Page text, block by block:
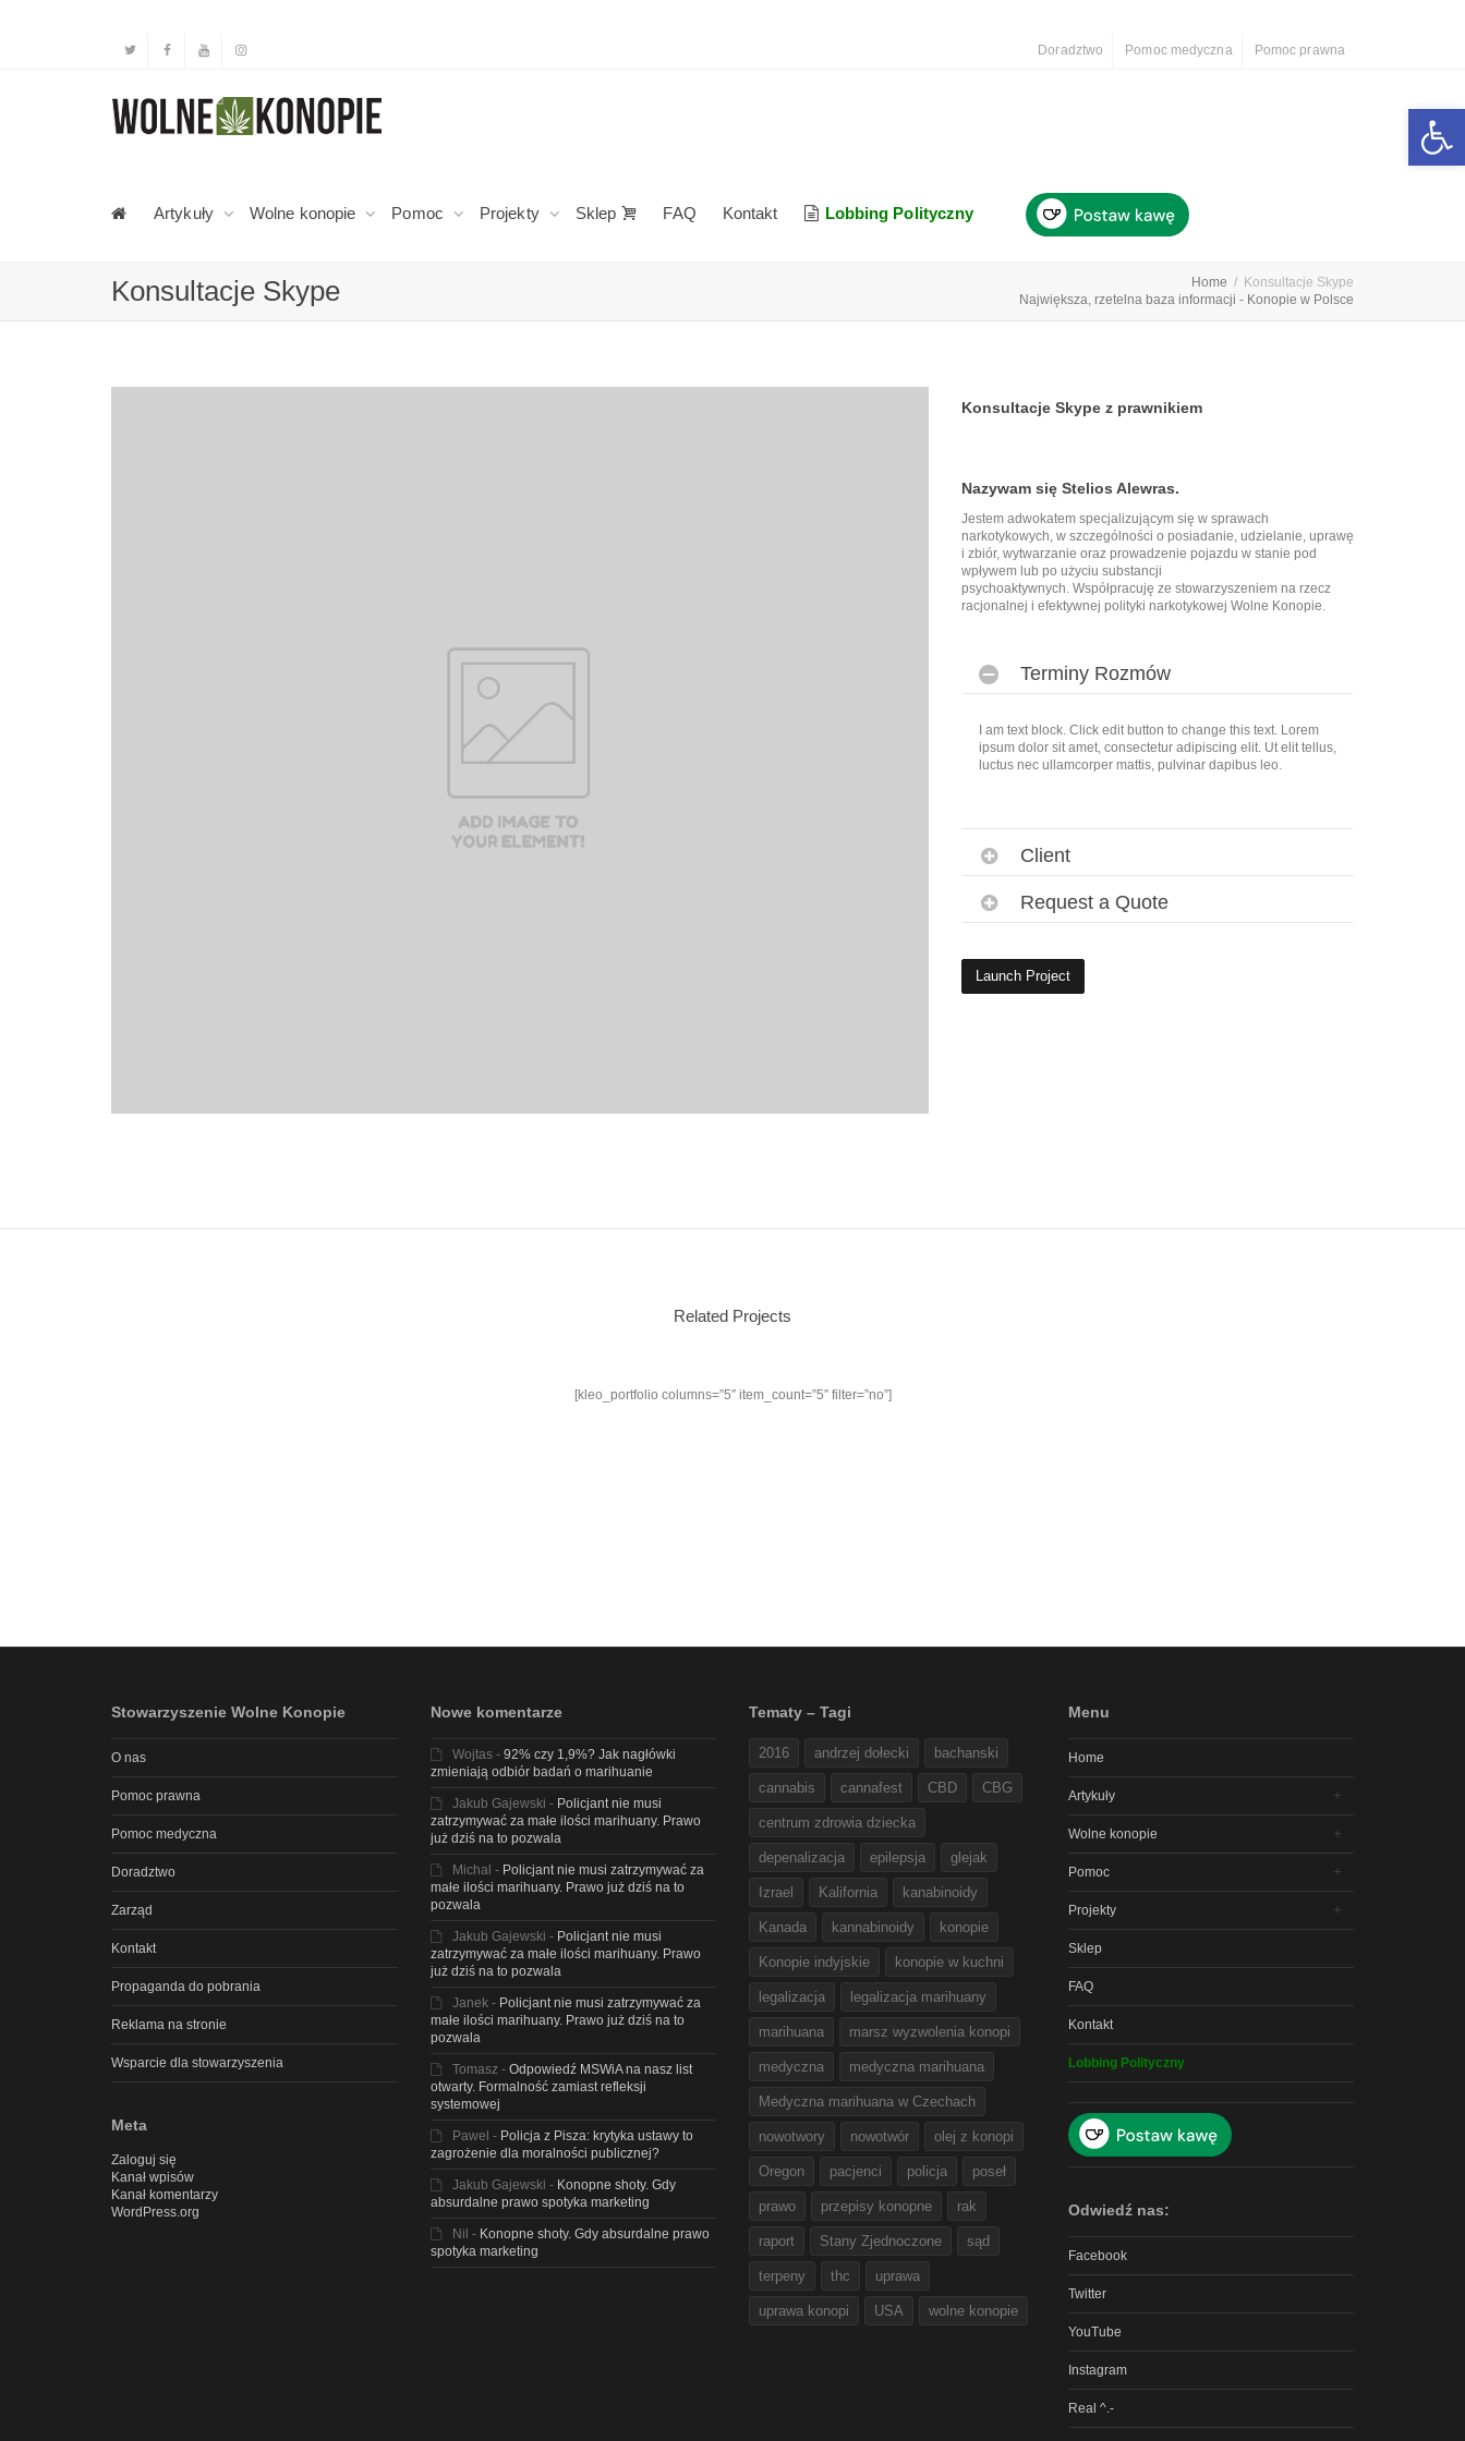
Doradztwo Pomoc medyczna Pomoc prawna
Artykuły Wolne konopie Pomoc Projekty Sklep FAQ Kontakt Lobbing Polityczny
Konsultacje Skype Home
Konsultacje Skype
Największa, rzetelna baza informacji - Konopie w Polsce
Konsultacje Skype z prawnikiem
Nazywam się Stelios Alewras.
Jestem adwokatem specjalizującym się w sprawach
narkotykowych, w szczególności o posiadanie, udzielanie, uprawę
i zbiór, wytwarzanie oraz prowadzenie pojazdu w stanie pod
wpływem lub po użyciu substancji
psychoaktywnych. Współpracuję ze stowarzyszeniem na rzecz
racjonalnej i efektywnej polityki narkotykowej Wolne Konopie.
Terminy Rozmów
I am text block. Click edit button to change this text. Lorem
ipsum dolor sit amet, consectetur adipiscing elit. Ut elit tellus,
luctus nec ullamcorper mattis, pulvinar dapibus leo.
Client
Request a Quote
Launch Project
Related Projects
[kleo_portfolio columns=”5″ item_count=”5″ filter=”no”]
Stowarzyszenie Wolne Konopie
O nas
Pomoc prawna
Pomoc medyczna
Doradztwo
Zarząd
Kontakt
Propaganda do pobrania
Reklama na stronie
Wsparcie dla stowarzyszenia
Meta
Zaloguj się
Kanał wpisów
Kanał komentarzy
WordPress.org
Nowe komentarze
Wojtas- 92% czy 1,9%? Jak nagłówki
zmieniają odbiór badań o marihuanie
Jakub Gajewski - Policjant nie musi
zatrzymywać za małe ilości marihuany. Prawo
już dziś na to pozwala
Michal - Policjant nie musi zatrzymywać za
małe ilości marihuany. Prawo już dziś na to
pozwala
Jakub Gajewski - Policjant nie musi
zatrzymywać za małe ilości marihuany. Prawo
już dziś na to pozwala
Janek- Policjant nie musi zatrzymywać za
małe ilości marihuany. Prawo już dziś na to
pozwala
Tomasz- Odpowiedź MSWiA na nasz list
otwarty. Formalność zamiast refleksji
systemowej
Pawel - Policja z Pisza: krytyka ustawy to
zagrożenie dla moralności publicznej?
Jakub Gajewski - Konopne shoty. Gdy
absurdalne prawo spotyka marketing
Nil - Konopne shoty. Gdy absurdalne prawo
spotyka marketing
Tematy – Tagi
2016 andrzej dołecki bachanski
cannabis cannafest CBD CBG
centrum zdrowia dziecka
depenalizacja epilepsja glejak
Izrael Kalifornia kanabinoidy
Kanada kannabinoidy konopie
Konopie indyjskie konopie w kuchni
legalizacja legalizacja marihuany
marihuana marsz wyzwolenia konopi
medyczna medyczna marihuana
Medyczna marihuana w Czechach
nowotwory nowotwór olej z konopi
Oregon pacjenci policja poseł
prawo przepisy konopne rak
raport Stany Zjednoczone sąd
terpeny thc uprawa
uprawa konopi USA wolne konopie
Menu
Home
Artykuły
Wolne konopie
Pomoc
Projekty
Sklep
FAQ
Kontakt
Lobbing Polityczny
Odwiedź nas:
Facebook
Twitter
YouTube
Instagram
Real ^.-